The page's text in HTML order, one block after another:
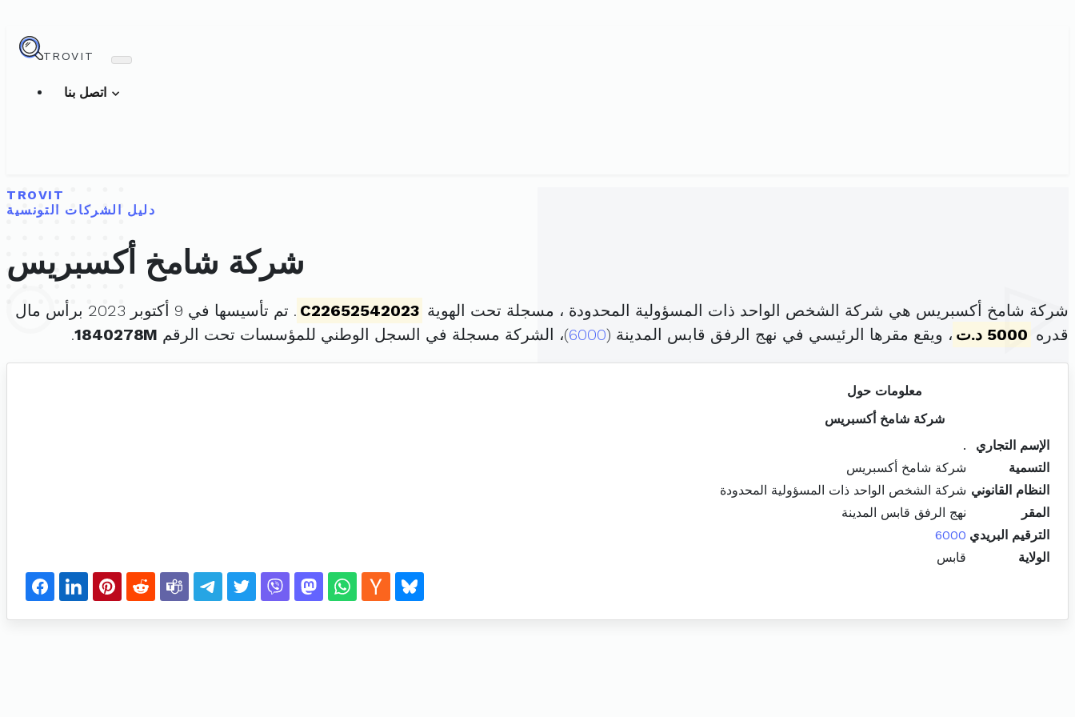
TROVIT
TROVIT
دليل الشركات التونسية
شركة شامخ أكسبريس
شركة شامخ أكسبريس هي شركة الشخص الواحد ذات المسؤولية المحدودة ، مسجلة تحت الهوية C22652542023
. تم تأسيسها في 9 أكتوبر 2023 برأس مال
قدره 5000 د.ت ، ويقع مقرها الرئيسي في نهج الرفق قابس المدينة (6000)، الشركة مسجلة في السجل الوطني للمؤسسات تحت الرقم 1840278M
.
معلومات حول
شركة شامخ أكسبريس
الإسم التجاري
.
التسمية
شركة شامخ أكسبريس
النظام القانوني شركة الشخص الواحد ذات المسؤولية المحدودة
المقر
نهج الرفق قابس المدينة
الترقيم البريدي 6000
الولاية
قابس